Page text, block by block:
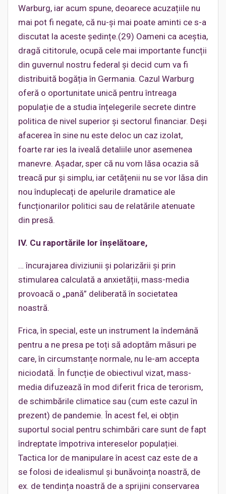
Warburg, iar acum spune, deoarece acuzațiile nu
mai pot fi negate, că nu-și mai poate aminti ce s-a
discutat la aceste ședințe.(29) Oameni ca aceștia,
dragă cititorule, ocupă cele mai importante funcții
din guvernul nostru federal și decid cum va fi
distribuită bogăția în Germania. Cazul Warburg
oferă o oportunitate unică pentru întreaga
populație de a studia înțelegerile secrete dintre
politica de nivel superior și sectorul financiar. Deși
afacerea în sine nu este deloc un caz izolat,
foarte rar ies la iveală detaliile unor asemenea
manevre. Așadar, sper că nu vom lăsa ocazia să
treacă pur și simplu, iar cetățenii nu se vor lăsa din
nou înduplecați de apelurile dramatice ale
funcționarilor politici sau de relatările atenuate
din presă.
IV. Cu raportările lor înșelătoare,
… încurajarea diviziunii și polarizării și prin
stimularea calculată a anxietății, mass-media
provoacă o „pană” deliberată în societatea
noastră.
Frica, în special, este un instrument la îndemână
pentru a ne presa pe toți să adoptăm măsuri pe
care, în circumstanțe normale, nu le-am accepta
niciodată. În funcție de obiectivul vizat, mass-
media difuzează în mod diferit frica de terorism,
de schimbările climatice sau (cum este cazul în
prezent) de pandemie. În acest fel, ei obțin
suportul social pentru schimbări care sunt de fapt
îndreptate împotriva intereselor populației.
Tactica lor de manipulare în acest caz este de a
se folosi de idealismul și bunăvoința noastră, de
ex. de tendința noastră de a sprijini conservarea